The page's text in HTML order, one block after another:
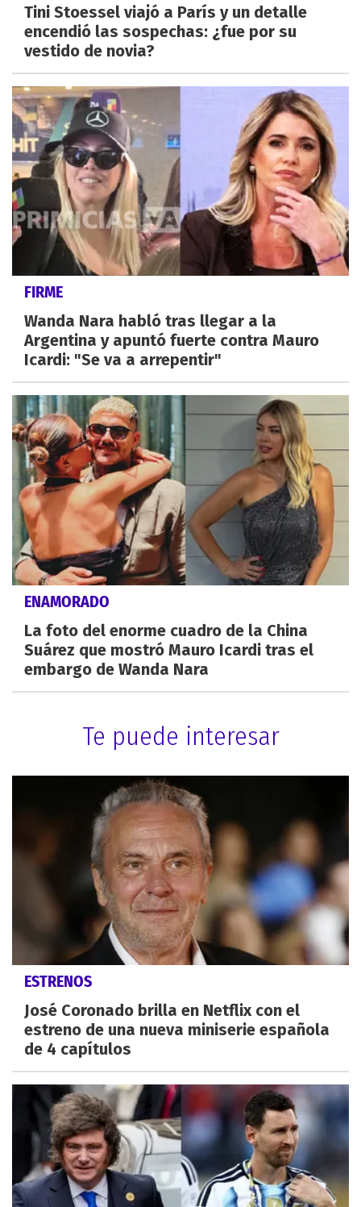
Tini Stoessel viajó a París y un detalle
encendió las sospechas: ¿fue por su
vestido de novia?
FIRME
Wanda Nara habló tras llegar a la
Argentina y apuntó fuerte contra Mauro
Icardi: "Se va a arrepentir"
ENAMORADO
La foto del enorme cuadro de la China
Suárez que mostró Mauro Icardi tras el
embargo de Wanda Nara
Te puede interesar
ESTRENOS
José Coronado brilla en Netflix con el
estreno de una nueva miniserie española
de 4 capítulos